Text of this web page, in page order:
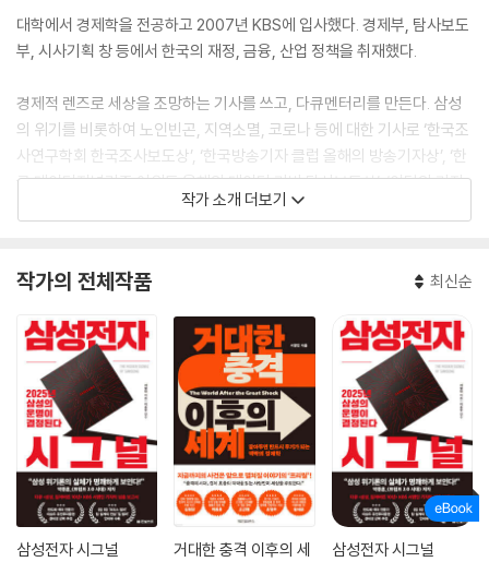
대학에서 경제학을 전공하고 2007년 KBS에 입사했다. 경제부, 탐사보도
부, 시사기획 창 등에서 한국의 재정, 금융, 산업 정책을 취재했다.
경제적 렌즈로 세상을 조망하는 기사를 쓰고, 다큐멘터리를 만든다. 삼성
의 위기를 비롯하여 노인빈곤, 지역소멸, 코로나 등에 대한 기사로 ‘한국조
사연구학회 한국조사보도상’, ‘한국방송기자 클럽 올해의 방송기자상’, ‘한
국 데이터저널리즘 어워드 올해의 데이터 기반 탐사보도상’, ‘이달의 기자
상’ 등을 수상했다. 2020년부터 삼성을 심층 분석하는 기사를 썼다. 2024
심을 받았다. 이후 10월에 예기치 못한 삼성의 두 번째 사과문이 발표됐고,
방송에 미처 담지 못한 이야기와 그 후의 삼성을 추가 취재하여 『삼성전자
시그널』을 썼다.
미국 실리콘밸리에서부터 용인시 기흥구까지 삼성의 현재와 미래를 말해
줄 수 있는 사람들을 만나 인터뷰했다. 《칩 워》의 저자 크리스 밀러와 실리
콘밸리 칩 설계의 전설 짐 켈러 등, 세계적 인사와 석학들의 반도체 산업 진
단과 비전을 생생하게 담았다. 삼 성의 위기를 입체적으로 분석해, 삼성의
미래를 판단하기 위한 기준과 관점을 종합적으로 제시하려 했다. 읽고, 만
나고, 쓴다. 그리하여 세상의 풍경을 넓은 시야에서 바라보는 인간이 되려
한다. 네이버에서 ‘서영민 기자’를 구독하면 그 결과물을 가장 먼저 만나볼
작가 소개 더보기
작가의 전체작품 최신순
삼성전자 시그널
거대한 충격 이후의 세
삼성전자 시그널